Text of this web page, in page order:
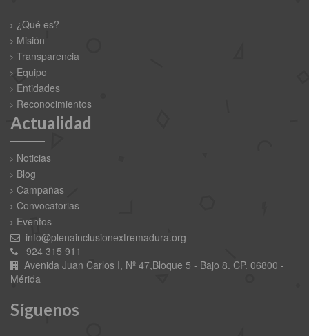
¿Qué es?
Misión
Transparencia
Equipo
Entidades
Reconocimientos
Actualidad
Noticias
Blog
Campañas
Convocatorias
Eventos
info@plenainclusionextremadura.org
924 315 911
Avenida Juan Carlos I, Nº 47,Bloque 5 - Bajo 8. CP. 06800 -
Mérida
Síguenos